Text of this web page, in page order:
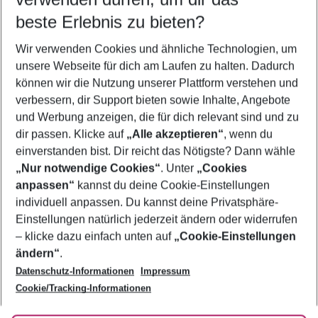
5-8 Nächte
2 Erwachsene Keine Kinder
Mehr Filter anzeigen
Footer
Footer navigation
Über uns
AGB
Bestpreisgarantie
Cookie-Einstellungen ändern
Cookie-Richtlinie
Agenturbetreuung
Barrierefreies Reisen
Folge uns
beste Erlebnis zu bieten?
Wir verwenden Cookies und ähnliche Technologien, um
unsere Webseite für dich am Laufen zu halten. Dadurch
können wir die Nutzung unserer Plattform verstehen und
verbessern, dir Support bieten sowie Inhalte, Angebote
und Werbung anzeigen, die für dich relevant sind und zu
dir passen. Klicke auf „Alle akzeptieren“, wenn du
einverstanden bist. Dir reicht das Nötigste? Dann wähle
„Nur notwendige Cookies“. Unter „Cookies
anpassen“ kannst du deine Cookie-Einstellungen
individuell anpassen. Du kannst deine Privatsphäre-
Einstellungen natürlich jederzeit ändern oder widerrufen
– klicke dazu einfach unten auf „Cookie-Einstellungen
ändern“.
Datenschutz-Informationen
Impressum
Cookie/Tracking-Informationen